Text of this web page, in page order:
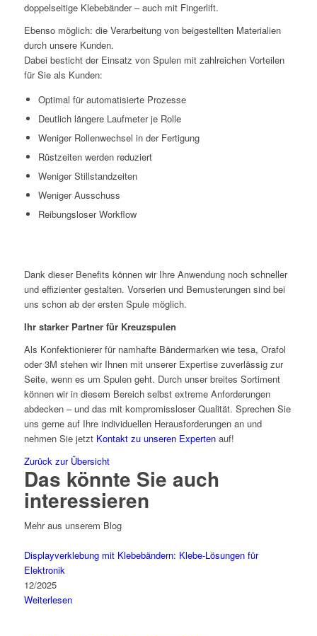
doppelseitige Klebebänder – auch mit Fingerlift.
Ebenso möglich: die Verarbeitung von beigestellten Materialien
durch unsere Kunden.
Dabei besticht der Einsatz von Spulen mit zahlreichen Vorteilen
für Sie als Kunden:
Optimal für automatisierte Prozesse
Deutlich längere Laufmeter je Rolle
Weniger Rollenwechsel in der Fertigung
Rüstzeiten werden reduziert
Weniger Stillstandzeiten
Weniger Ausschuss
Reibungsloser Workflow
Dank dieser Benefits können wir Ihre Anwendung noch schneller
und effizienter gestalten. Vorserien und Bemusterungen sind bei
uns schon ab der ersten Spule möglich.
Ihr starker Partner für Kreuzspulen
Als Konfektionierer für namhafte Bändermarken wie tesa, Orafol
oder 3M stehen wir Ihnen mit unserer Expertise zuverlässig zur
Seite, wenn es um Spulen geht. Durch unser breites Sortiment
können wir in diesem Bereich selbst extreme Anforderungen
abdecken – und das mit kompromissloser Qualität. Sprechen Sie
uns gerne auf Ihre individuellen Herausforderungen an und
nehmen Sie jetzt Kontakt zu unseren Expertenauf!
Zurück zur Übersicht
Das könnte Sie auch
interessieren
Mehr aus unserem Blog
Displayverklebung mit Klebebändern: Klebe-Lösungen für
Elektronik
12/2025
Weiterlesen